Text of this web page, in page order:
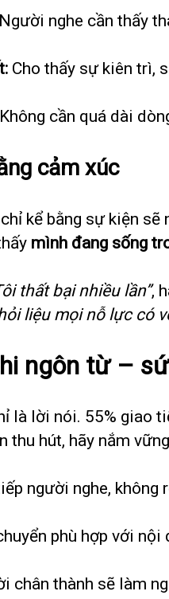
Người nghe cần thấy
Cho thấy sự kiên trì,
Không cần quá dài
cảm xúc
kể bằng sự kiện
mình đang sống
thất bại nhiều lần”,
liệu mọi nỗ lực có
ngôn từ –
là lời nói. 55% giao
thu hút, hãy nắm vững
người nghe, không
phù hợp với
chân thành sẽ làm